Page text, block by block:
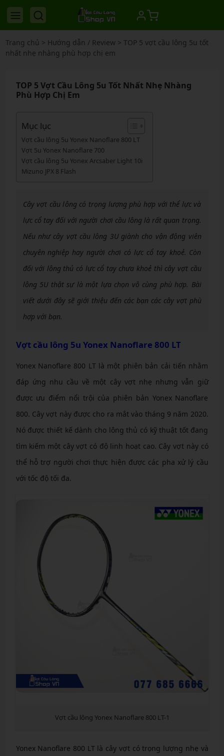
Trang chủ > Hướng dẫn / Review> TOP 5 vợt cầu lông 5u tốt
nhất nhẹ nhàng phù hợp chị em
TOP 5 Vợt Cầu Lông 5u Tốt Nhất Nhẹ Nhàng
Phù Hợp Chị Em
Mục lục
Vợt cầu lông 5u Yonex Nanoflare 800 LT
Vợt 5u Yonex Nanoflare 700
Vợt cầu lông 5u Yonex Arcsaber Light 10i
Mizuno JPX 8 Flash
Cây vợt cầu lông có trọng lượng phù hợp với thể lực và
lực cổ tay đối với người chơi cầu lông là rất quan trọng.
Nếu như cây vợt cầu lông 3U giành cho vận động viên
chuyên nghiệp hay người chơi có lực cổ tay khoẻ. Còn
đối với lông thủ có lực cổ tay chưa khoẻ thì cây vợt cầu
lông 5U thật sự là một lựa chọn vô cùng phù hợp. Bài
viết dưới đây sẽ giới thiệu đến các bạn các cây vợt phù
hợp với bạn.
Vợt cầu lông 5u Yonex Nanoflare 800 LT
Yonex Nanoflare 800 LT là một phiên bản cải tiến nhằm
đáp ứng nhu cầu về một cây vợt nhẹ nhưng vẫn giữ
được ưu điểm nổi trội của phiên bản Yonex Nanoflare
800. Cây vợt này được cho ra mắt vào tháng 9 năm 2020.
Nó được thiết kế dành cho lông thủ có kỹ thuật tốt đang
tìm kiếm một cây vợt có độ linh hoạt cao. Cây vợt này có
thể hỗ trợ người chơi thực hiện được các pha xử lý cầu
với tốc độ tối đa.
Vợt cầu lông Yonex Nanoflare 800 LT-1
Yonex Nanoflare 800 LT là cây vợt có trọng lượng nhẹ và